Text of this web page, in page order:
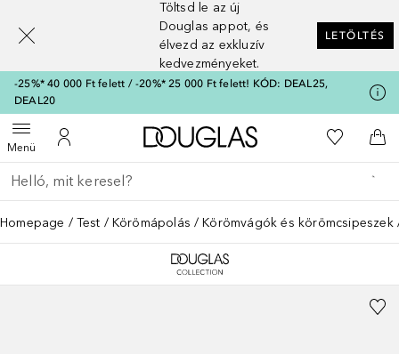
Töltsd le az új
Douglas appot, és
élvezd az exkluzív
kedvezményeket.
LETÖLTÉS
-25%* 40 000 Ft felett / -20%* 25 000 Ft felett! KÓD: DEAL25,
DEAL20
MenüMenü megnyitása
A fiókomhoz
A Douglas Főoldalra
A
Menj vissza
Keresés végrehajtása
Homepage Test Körömápolás Körömvágók és körömcsipeszek
[navigation.slideout.screenreader]